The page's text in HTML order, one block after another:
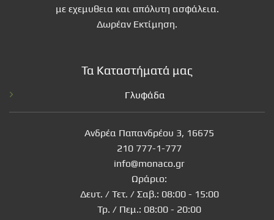
με εχεμυθεια και απόλυτη ασφάλεια.
Δωρέαν Εκτίμηση.
Τα Καταστήματά μας
Γλυφάδα
Ανδρέα Παπανδρέου 3, 16675
210 777-1-777
info@monaco.gr
Ωράριο:
Δευτ. / Τετ. / Σαβ.: 08:00 - 15:00
Τρ. / Πεμ.: 08:00 - 20:00